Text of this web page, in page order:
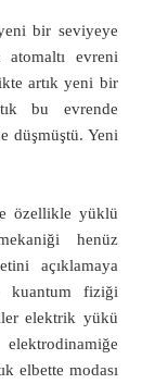
bir seviyeye
evreni
artık yeni bir
bu evrende
düşmüştü. Yeni
özellikle yüklü
henüz
açıklamaya
kuantum fiziği
elektrik yükü
elbette modası